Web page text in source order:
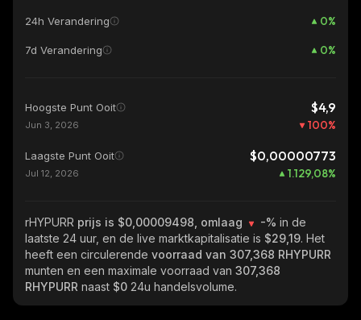
24h Verandering 0%
7d Verandering 0%
Hoogste Punt Ooit $4,9
Jun 3, 2026 100%
Laagste Punt Ooit $0,00000773
Jul 12, 2026 1.129,08%
rHYPURR prijs is $0,00009498, omlaag -% in de
laatste 24 uur, en de live marktkapitalisatie is $29,19. Het
heeft een circulerende voorraad van 307,368 RHYPURR
munten en een maximale voorraad van 307,368
RHYPURR naast $0 24u handelsvolume.